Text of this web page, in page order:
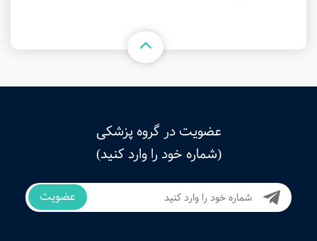
عضویت در گروه پزشکی
(شماره خود را وارد کنید)
عضویت